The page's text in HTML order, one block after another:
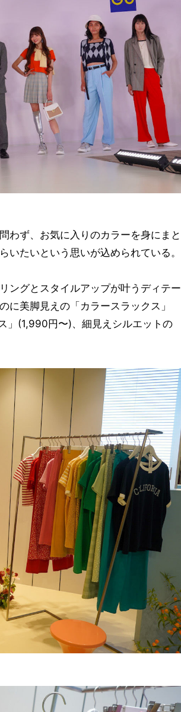
わず、お気に入りのカラーを身にまと
いたいという思いが込められている。
ングとスタイルアップが叶うディテー
に美脚見えの「カラースラックス」
」(1,990円〜)、細見えシルエットの